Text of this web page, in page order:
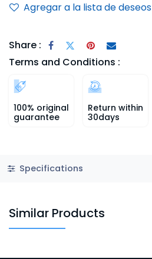
Agregar a la lista de deseos
Share :
Terms and Conditions :
100% original
guarantee
Return within
30days
Specifications
Similar Products